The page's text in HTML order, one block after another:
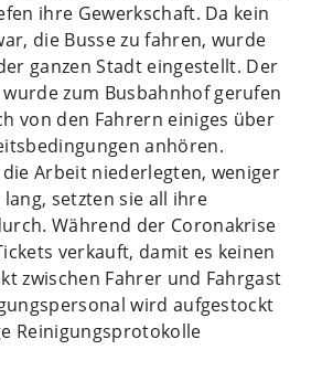
ihre Gewerkschaft. Da kein
die Busse zu fahren, wurde
ganzen Stadt eingestellt. Der
zum Busbahnhof gerufen
von den Fahrern einiges über
anhören.
Arbeit niederlegten, weniger
setzten sie all ihre
Während der Coronakrise
verkauft, damit es keinen
zwischen Fahrer und Fahrgast
wird aufgestockt
Reinigungsprotokolle